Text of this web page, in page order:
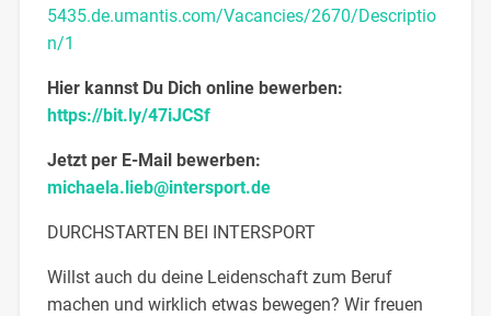
5435.de.umantis.com/Vacancies/2670/Descriptio
n/1
Hier kannst Du Dich online bewerben:
https://bit.ly/47iJCSf
Jetzt per E-Mail bewerben:
michaela.lieb@intersport.de
DURCHSTARTEN BEI INTERSPORT
Willst auch du deine Leidenschaft zum Beruf
machen und wirklich etwas bewegen? Wir freuen